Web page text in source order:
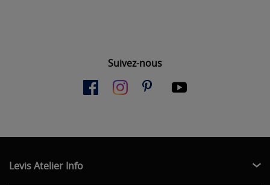
Suivez-nous
Levis Atelier Info